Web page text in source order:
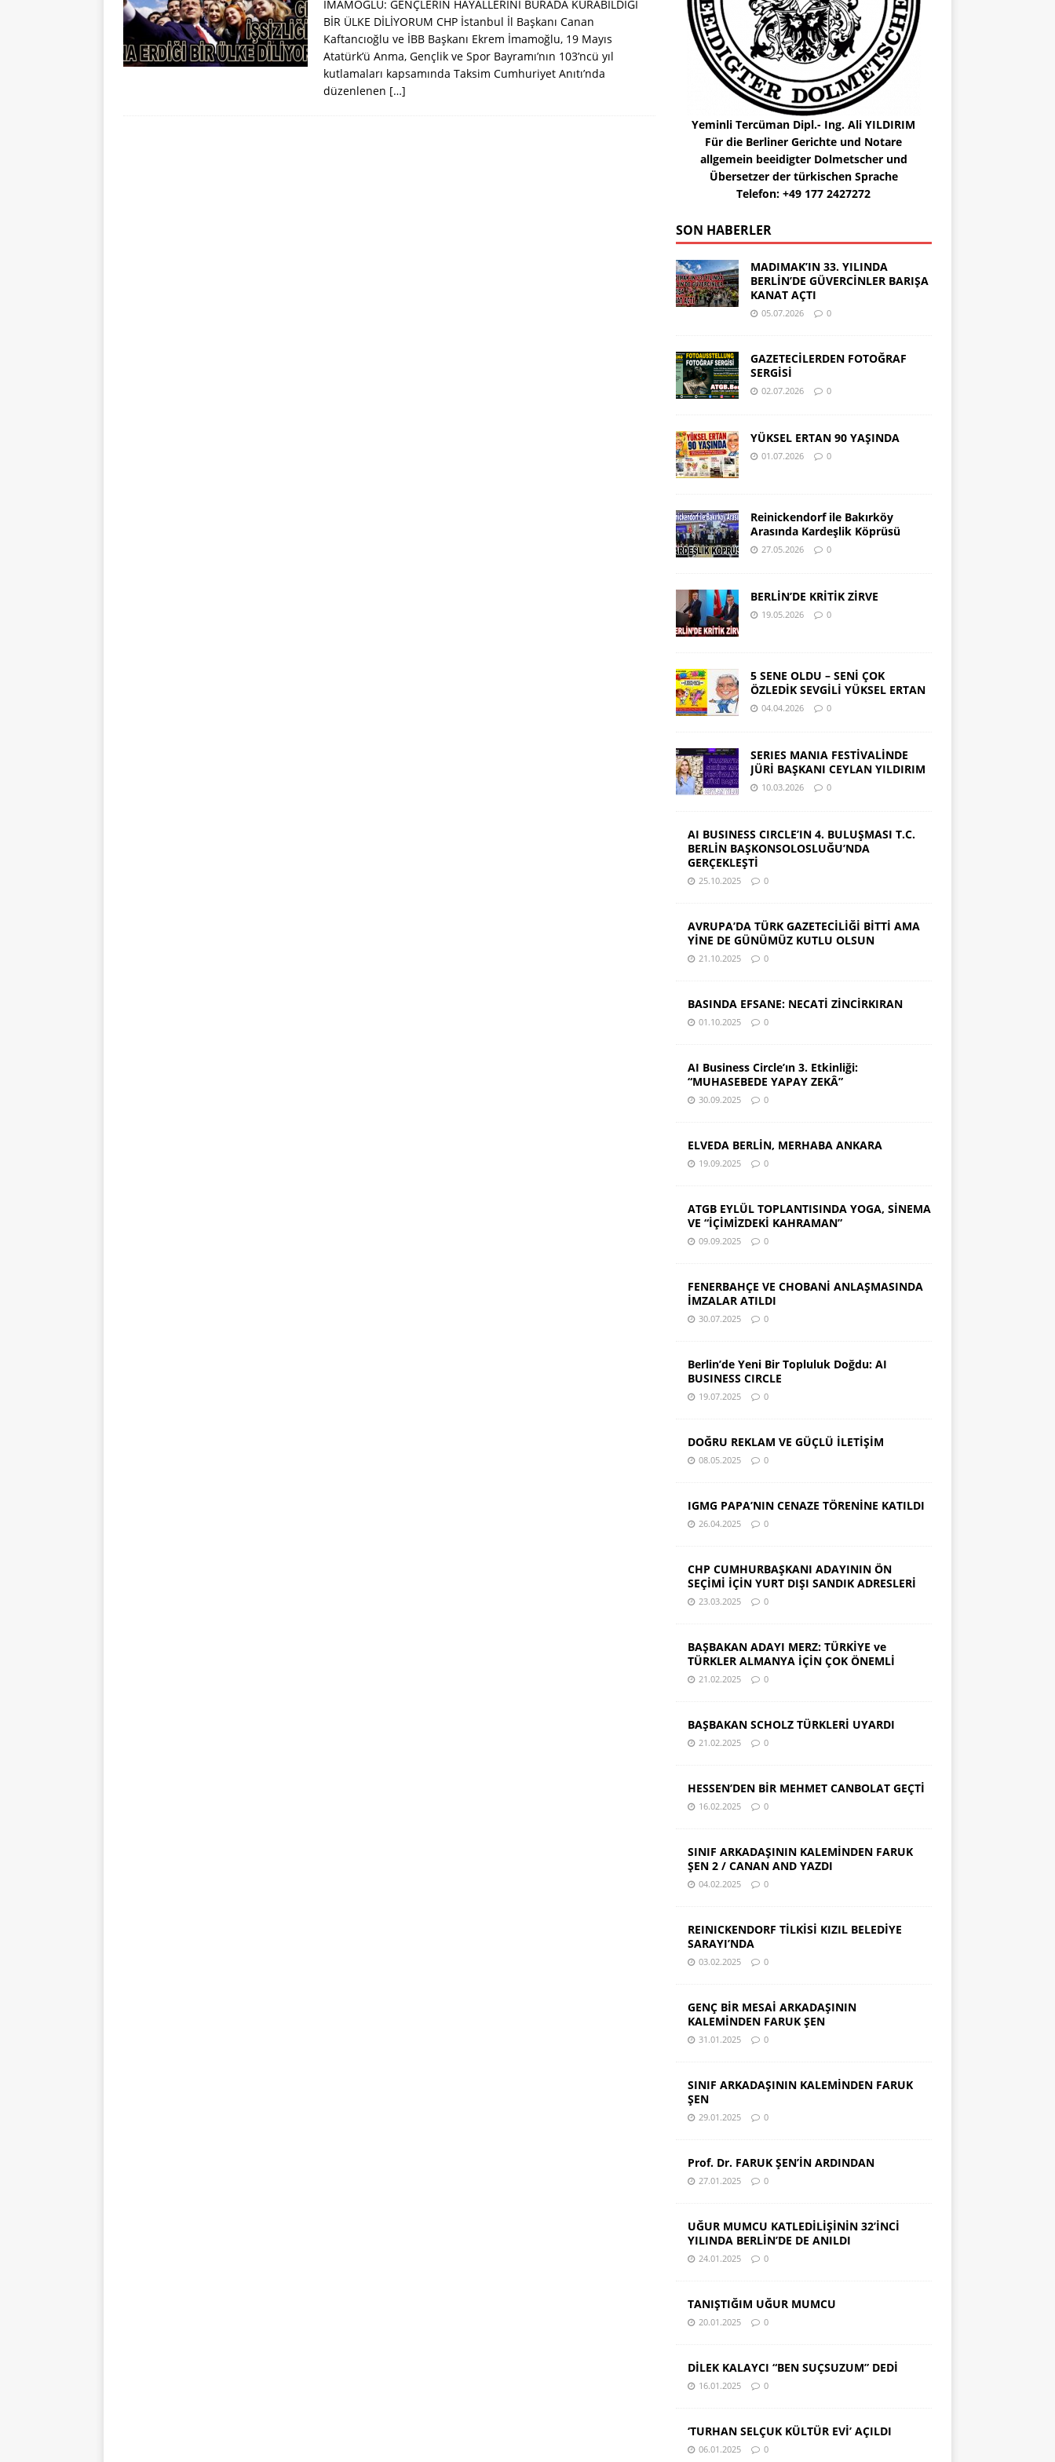
İMAMOĞLU: GENÇLERİN HAYALLERİNİ BURADA KURABİLDİĞİ
BİR ÜLKE DİLİYORUM CHP İstanbul İl Başkanı Canan
Kaftancıoğlu ve İBB Başkanı Ekrem İmamoğlu, 19 Mayıs
Atatürk’ü Anma, Gençlik ve Spor Bayramı’nın 103’ncü yıl
kutlamaları kapsamında Taksim Cumhuriyet Anıtı’nda
düzenlenen […]
Yeminli Tercüman Dipl.- Ing. Ali YILDIRIM
Für die Berliner Gerichte und Notare
allgemein beeidigter Dolmetscher und
Übersetzer der türkischen Sprache
Telefon: +49 177 2427272
SON HABERLER
MADIMAK’IN 33. YILINDA
BERLİN’DE GÜVERCİNLER BARIŞA
KANAT AÇTI
05.07.2026 0
GAZETECİLERDEN FOTOĞRAF
SERGİSİ
02.07.2026 0
YÜKSEL ERTAN 90 YAŞINDA
01.07.2026 0
Reinickendorf ile Bakırköy
Arasında Kardeşlik Köprüsü
27.05.2026 0
BERLİN’DE KRİTİK ZİRVE
19.05.2026 0
5 SENE OLDU – SENİ ÇOK
ÖZLEDİK SEVGİLİ YÜKSEL ERTAN
04.04.2026 0
SERIES MANIA FESTİVALİNDE
JÜRİ BAŞKANI CEYLAN YILDIRIM
10.03.2026 0
AI BUSINESS CIRCLE’IN 4. BULUŞMASI T.C.
BERLİN BAŞKONSOLOSLUĞU’NDA
GERÇEKLEŞTİ
25.10.2025 0
AVRUPA’DA TÜRK GAZETECİLİĞİ BİTTİ AMA
YİNE DE GÜNÜMÜZ KUTLU OLSUN
21.10.2025 0
BASINDA EFSANE: NECATİ ZİNCİRKIRAN
01.10.2025 0
AI Business Circle’ın 3. Etkinliği:
“MUHASEBEDE YAPAY ZEKÂ”
30.09.2025 0
ELVEDA BERLİN, MERHABA ANKARA
19.09.2025 0
ATGB EYLÜL TOPLANTISINDA YOGA, SİNEMA
VE “İÇİMİZDEKİ KAHRAMAN”
09.09.2025 0
FENERBAHÇE VE CHOBANİ ANLAŞMASINDA
İMZALAR ATILDI
30.07.2025 0
Berlin’de Yeni Bir Topluluk Doğdu: AI
BUSINESS CIRCLE
19.07.2025 0
DOĞRU REKLAM VE GÜÇLÜ İLETİŞİM
08.05.2025 0
IGMG PAPA’NIN CENAZE TÖRENİNE KATILDI
26.04.2025 0
CHP CUMHURBAŞKANI ADAYININ ÖN
SEÇİMİ İÇİN YURT DIŞI SANDIK ADRESLERİ
23.03.2025 0
BAŞBAKAN ADAYI MERZ: TÜRKİYE ve
TÜRKLER ALMANYA İÇİN ÇOK ÖNEMLİ
21.02.2025 0
BAŞBAKAN SCHOLZ TÜRKLERİ UYARDI
21.02.2025 0
HESSEN’DEN BİR MEHMET CANBOLAT GEÇTİ
16.02.2025 0
SINIF ARKADAŞININ KALEMİNDEN FARUK
ŞEN 2 / CANAN AND YAZDI
04.02.2025 0
REINICKENDORF TİLKİSİ KIZIL BELEDİYE
SARAYI’NDA
03.02.2025 0
GENÇ BİR MESAİ ARKADAŞININ
KALEMİNDEN FARUK ŞEN
31.01.2025 0
SINIF ARKADAŞININ KALEMİNDEN FARUK
ŞEN
29.01.2025 0
Prof. Dr. FARUK ŞEN’İN ARDINDAN
27.01.2025 0
UĞUR MUMCU KATLEDİLİŞİNİN 32’İNCİ
YILINDA BERLİN’DE DE ANILDI
24.01.2025 0
TANIŞTIĞIM UĞUR MUMCU
20.01.2025 0
DİLEK KALAYCI “BEN SUÇSUZUM” DEDİ
16.01.2025 0
‘TURHAN SELÇUK KÜLTÜR EVİ’ AÇILDI
06.01.2025 0